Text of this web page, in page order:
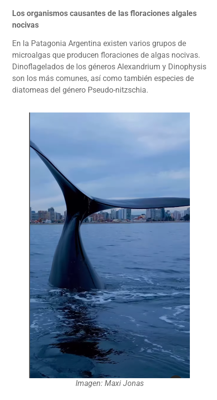
Los organismos causantes de las floraciones algales
nocivas
En la Patagonia Argentina existen varios grupos de
microalgas que producen floraciones de algas nocivas.
Dinoflagelados de los géneros Alexandrium y Dinophysis
son los más comunes, así como también especies de
diatomeas del género Pseudo-nitzschia.
Imagen: Maxi Jonas